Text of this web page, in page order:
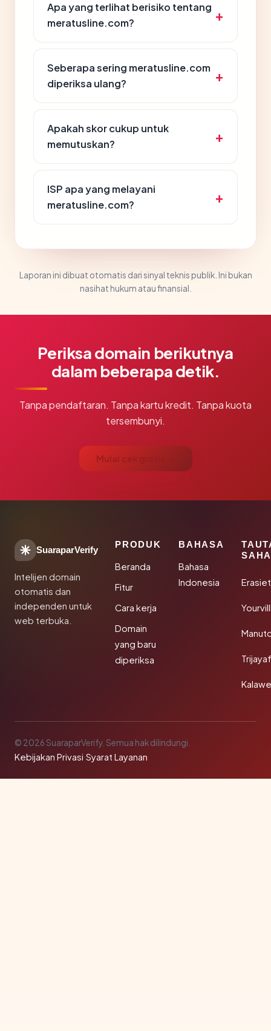
Apa yang terlihat berisiko tentang
meratusline.com?
Seberapa sering meratusline.com
diperiksa ulang?
Apakah skor cukup untuk
memutuskan?
ISP apa yang melayani
meratusline.com?
Laporan ini dibuat otomatis dari sinyal teknis publik. Ini bukan
nasihat hukum atau finansial.
Periksa domain berikutnya
dalam beberapa detik.
Tanpa pendaftaran. Tanpa kartu kredit. Tanpa kuota
tersembunyi.
Mulai cek gratis →
SuaraparVerify
Intelijen domain
otomatis dan
independen untuk
web terbuka.
PRODUK
Beranda
Fitur
Cara kerja
Domain
yang baru
diperiksa
BAHASA
Bahasa
Indonesia
© 2026 SuaraparVerify. Semua hak dilindungi.
Kebijakan Privasi·Syarat Layanan